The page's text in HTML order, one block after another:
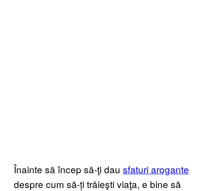
Înainte să încep să-ţi dau sfaturi arogante
despre cum să-ți trăieşti viaţa, e bine să